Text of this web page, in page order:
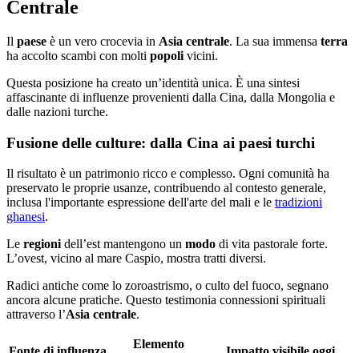
Centrale
Il paese è un vero crocevia in Asia centrale. La sua immensa terra
ha accolto scambi con molti popoli vicini.
Questa posizione ha creato un’identità unica. È una sintesi
affascinante di influenze provenienti dalla Cina, dalla Mongolia e
dalle nazioni turche.
Fusione delle culture: dalla Cina ai paesi turchi
Il risultato è un patrimonio ricco e complesso. Ogni comunità ha
preservato le proprie usanze, contribuendo al contesto generale,
inclusa l'importante espressione dell'arte del mali e le tradizioni
ghanesi.
Le regioni dell’est mantengono un modo di vita pastorale forte.
L’ovest, vicino al mare Caspio, mostra tratti diversi.
Radici antiche come lo zoroastrismo, o culto del fuoco, segnano
ancora alcune pratiche. Questo testimonia connessioni spirituali
attraverso l’Asia centrale.
Elemento